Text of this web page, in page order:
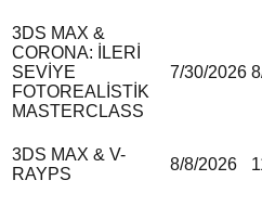
3DS MAX &
CORONA: İLERİ
SEVİYE
FOTOREALİSTİK
MASTERCLASS
7/30/2026
3DS MAX & V-
RAYPS
8/8/2026